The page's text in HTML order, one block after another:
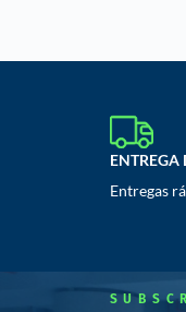
ENTREGA
Entregas